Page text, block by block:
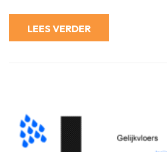
LEES VERDER